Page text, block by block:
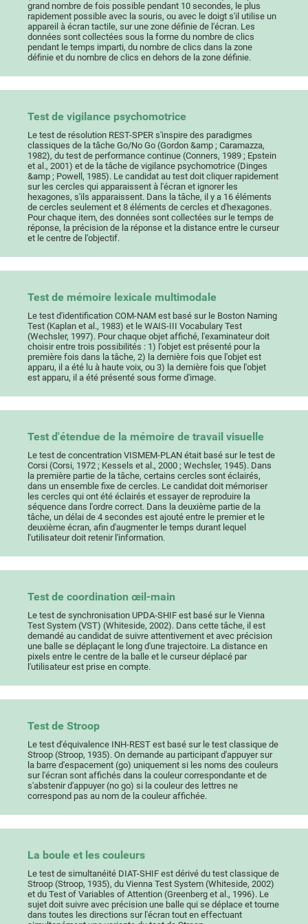
grand nombre de fois possible pendant 10 secondes, le plus
rapidement possible avec la souris, ou avec le doigt s'il utilise un
appareil à écran tactile, sur une zone définie de l'écran. Les
données sont collectées sous la forme du nombre de clics
pendant le temps imparti, du nombre de clics dans la zone
définie et du nombre de clics en dehors de la zone définie.
Test de vigilance psychomotrice
Le test de résolution REST-SPER s'inspire des paradigmes
classiques de la tâche Go/No Go (Gordon &amp ; Caramazza,
1982), du test de performance continue (Conners, 1989 ; Epstein
et al., 2001) et de la tâche de vigilance psychomotrice (Dinges
&amp ; Powell, 1985). Le candidat au test doit cliquer rapidement
sur les cercles qui apparaissent à l'écran et ignorer les
hexagones, s'ils apparaissent. Dans la tâche, il y a 16 éléments
de cercles seulement et 8 éléments de cercles et d'hexagones.
Pour chaque item, des données sont collectées sur le temps de
réponse, la précision de la réponse et la distance entre le curseur
et le centre de l'objectif.
Test de mémoire lexicale multimodale
Le test d'identification COM-NAM est basé sur le Boston Naming
Test (Kaplan et al., 1983) et le WAIS-III Vocabulary Test
(Wechsler, 1997). Pour chaque objet affiché, l'examinateur doit
choisir entre trois possibilités : 1) l'objet est présenté pour la
première fois dans la tâche, 2) la dernière fois que l'objet est
apparu, il a été lu à haute voix, ou 3) la dernière fois que l'objet
est apparu, il a été présenté sous forme d'image.
Test d'étendue de la mémoire de travail visuelle
Le test de concentration VISMEM-PLAN était basé sur le test de
Corsi (Corsi, 1972 ; Kessels et al., 2000 ; Wechsler, 1945). Dans
la première partie de la tâche, certains cercles sont éclairés,
dans un ensemble fixe de cercles. Le candidat doit mémoriser
les cercles qui ont été éclairés et essayer de reproduire la
séquence dans l'ordre correct. Dans la deuxième partie de la
tâche, un délai de 4 secondes est ajouté entre le premier et le
deuxième écran, afin d'augmenter le temps durant lequel
l'utilisateur doit retenir l'information.
Test de coordination œil-main
Le test de synchronisation UPDA-SHIF est basé sur le Vienna
Test System (VST) (Whiteside, 2002). Dans cette tâche, il est
demandé au candidat de suivre attentivement et avec précision
une balle se déplaçant le long d'une trajectoire. La distance en
pixels entre le centre de la balle et le curseur déplacé par
l'utilisateur est prise en compte.
Test de Stroop
Le test d'équivalence INH-REST est basé sur le test classique de
Stroop (Stroop, 1935). On demande au participant d'appuyer sur
la barre d'espacement (go) uniquement si les noms des couleurs
sur l'écran sont affichés dans la couleur correspondante et de
s'abstenir d'appuyer (no go) si la couleur des lettres ne
correspond pas au nom de la couleur affichée.
La boule et les couleurs
Le test de simultanéité DIAT-SHIF est dérivé du test classique de
Stroop (Stroop, 1935), du Vienna Test System (Whiteside, 2002)
et du Test of Variables of Attention (Greenberg et al., 1996). Le
sujet doit suivre avec précision une balle qui se déplace et tourne
dans toutes les directions sur l'écran tout en effectuant